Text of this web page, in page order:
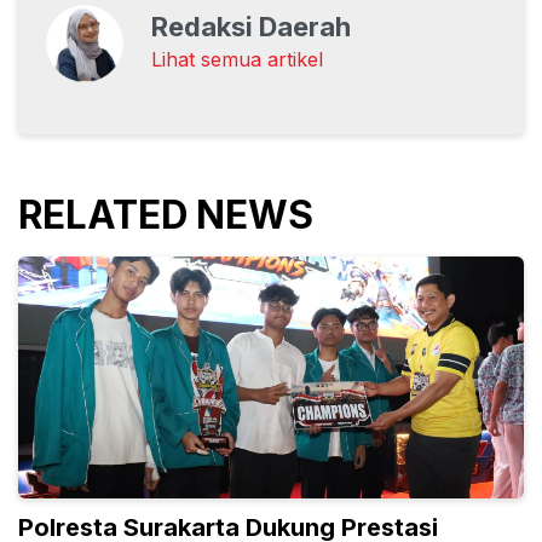
Redaksi Daerah
Lihat semua artikel
RELATED NEWS
Polresta Surakarta Dukung Prestasi